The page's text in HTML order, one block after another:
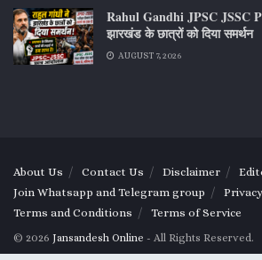
Rahul Gandhi JPSC JSSC
झारखंड के छात्रों को दिया समर्थन
AUGUST 7, 2026
About Us Contact Us Disclaimer
Join Whatsapp and Telegram group
Terms and Conditions
Terms of Service
© 2026 Jansandesh Online - All Rights Reserved.